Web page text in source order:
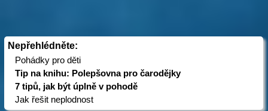
Nepřehlédněte:
Pohádky pro děti
Tip na knihu: Polepšovna pro čarodějky
7 tipů, jak být úplně v pohodě
Jak řešit neplodnost